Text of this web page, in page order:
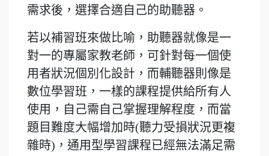
需求後，選擇合適自己的助聽器。
若以補習班來做比喻，助聽器就像是一
對一的專屬家教老師，可針對每一個使
用者狀況個別化設計，而輔聽器則像是
數位學習班，一樣的課程提供給所有人
使用，自己需自己掌握理解程度，而當
題目難度大幅增加時(聽力受損狀況更複
雜時)，通用型學習課程已經無法滿足需